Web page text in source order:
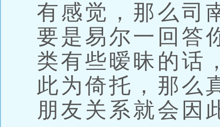
有感觉，那么司
要是易尔一回答
类有些暧昧的话
此为倚托，那么
朋友关系就会因